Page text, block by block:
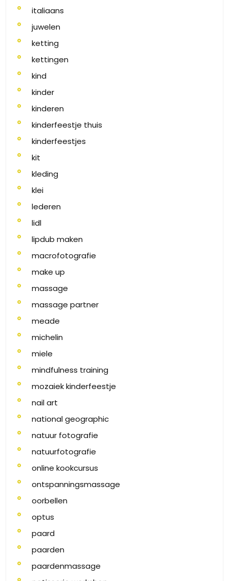
italiaans
juwelen
ketting
kettingen
kind
kinder
kinderen
kinderfeestje thuis
kinderfeestjes
kit
kleding
klei
lederen
lidl
lipdub maken
macrofotografie
make up
massage
massage partner
meade
michelin
miele
mindfulness training
mozaiek kinderfeestje
nail art
national geographic
natuur fotografie
natuurfotografie
online kookcursus
ontspanningsmassage
oorbellen
optus
paard
paarden
paardenmassage